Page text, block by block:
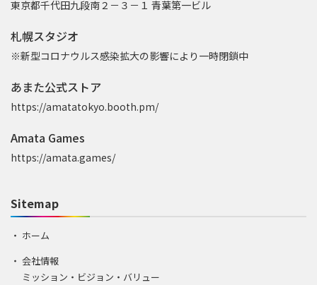
東京都千代田九段南２－３－１ 青葉第一ビル
札幌スタジオ
※新型コロナウルス感染拡大の影響により一時閉鎖中
あまた公式ストア
https://amatatokyo.booth.pm/
Amata Games
https://amata.games/
Sitemap
ホーム
会社情報
ミッション・ビジョン・バリュー